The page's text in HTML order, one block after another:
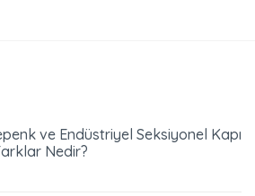
ve Endüstriyel Seksiyonel Kapı
Nedir?